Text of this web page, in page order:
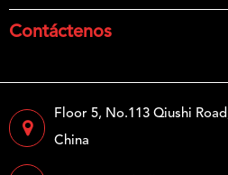
Contáctenos
Floor 5, No.113 Qiushi
China